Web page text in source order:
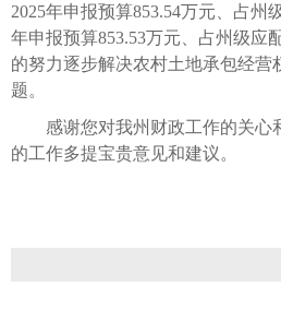
2025年申报预算853.54万元、占州
年申报预算853.53万元、占州级应
的努力逐步解决农村土地承包经营
题。
感谢您对我州财政工作的关心
的工作多提宝贵意见和建议。